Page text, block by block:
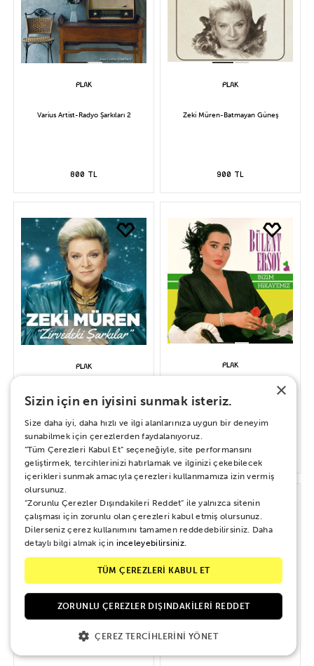
Varius Artist-Radyo Şarkıları 2
800 TL
Zeki Müren-Batmayan Güneş
900 TL
Zeki Müren – Zirvedeki Şarkılar Bülent Ersoy – Bizim Hikayemiz
700 TL
×
Sizin için en iyisini sunmak isteriz.
Size daha iyi, daha hızlı ve ilgi alanlarınıza uygun bir deneyim
sunabilmek için çerezlerden faydalanıyoruz.
“Tüm Çerezleri Kabul Et” seçeneğiyle, site performansını
geliştirmek, tercihlerinizi hatırlamak ve ilginizi çekebilecek
içerikleri sunmak amacıyla çerezleri kullanmamıza izin vermiş
olursunuz.
“Zorunlu Çerezler Dışındakileri Reddet” ile yalnızca sitenin
çalışması için zorunlu olan çerezleri kabul etmiş olursunuz.
Dilerseniz çerez kullanımını tamamen reddedebilirsiniz. Daha
detaylı bilgi almak için inceleyebilirsiniz.
TÜM ÇEREZLERİ KABUL ET
ZORUNLU ÇEREZLER DIŞINDAKILERI REDDET
ÇEREZ TERCIHLERINI YÖNET